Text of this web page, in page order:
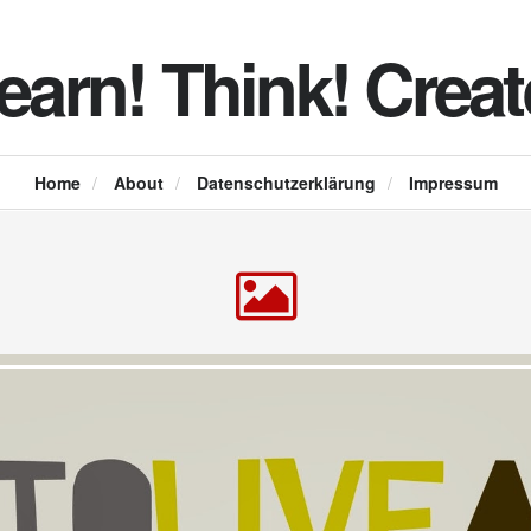
Think!
Home / About / Datenschutzerklärung / Impressum